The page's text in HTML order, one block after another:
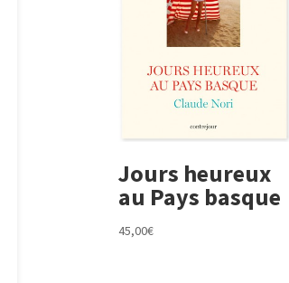
Jours heureux
au Pays basque
45,00€